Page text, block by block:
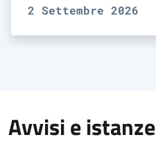
2 Settembre 2026
Avvisi e istanze